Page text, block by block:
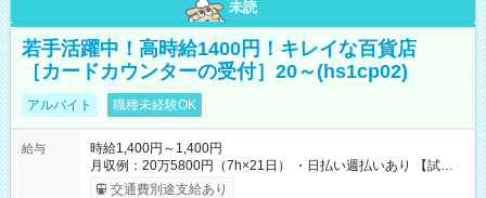
未読
若手活躍中！高時給1400円！キレイな百貨店
［カードカウンターの受付］20～(hs1cp02)
アルバイト 職種未経験OK
給与
時給1,400円～1,400円
月収例：20万5800円（7h×21日） ・日払い週払いあり 【試用
期間】試用期間なし
交通費別途支給あり